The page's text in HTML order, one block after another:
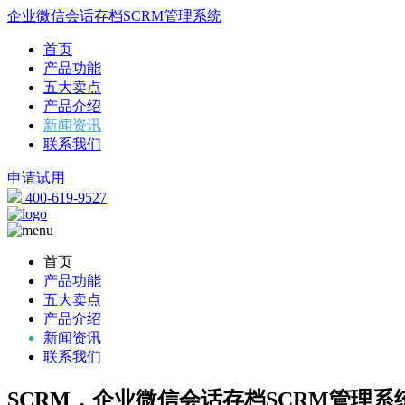
企业微信会话存档SCRM管理系统
首页
产品功能
五大卖点
产品介绍
新闻资讯
联系我们
申请试用
400-619-9527
首页
产品功能
五大卖点
产品介绍
新闻资讯
联系我们
SCRM，企业微信会话存档SCRM管理系